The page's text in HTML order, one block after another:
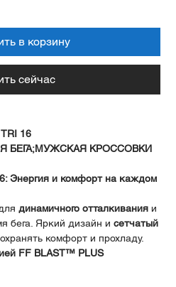
в корзину
сейчас
16
БЕГА;МУЖСКАЯ КРОССОВКИ
Энергия и комфорт на каждом
динамичного отталкивания и
бега. Яркий дизайн исетчатый
комфорт и прохладу.
FF BLAST™ PLUS